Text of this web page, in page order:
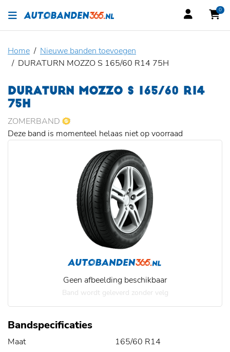
0
Home
Nieuwe banden toevoegen
DURATURN MOZZO S 165/60 R14 75H
DURATURN MOZZO S 165/60 R14
75H
ZOMERBAND
Deze band is momenteel helaas niet op voorraad
Geen afbeelding beschikbaar
Band wordt geleverd zonder velg
Bandspecificaties
Maat
165/60 R14